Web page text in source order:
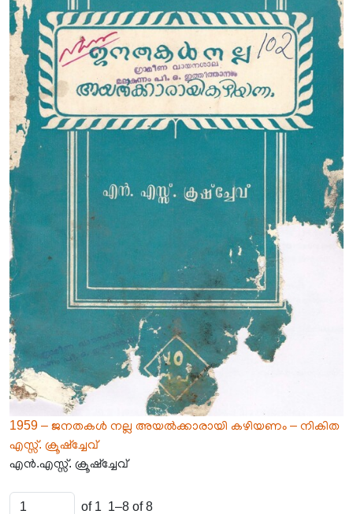
1959 – ജനതകൾ നല്ല അയൽക്കാരായി കഴിയണം – നികിത
എസ്സ്. ക്രൂഷ്‌ച്ചേവ്
എൻ.എസ്സ്. ക്രൂഷ്‌ച്ചേവ്
of 1 1–8 of 8